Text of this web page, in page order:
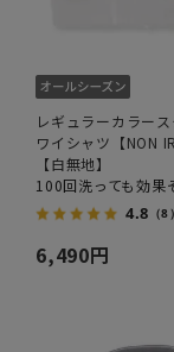
レギュラーカラー
ワイシャツ【NON
【白無地】
100回洗っても効果
4.8 （8）
6,490円